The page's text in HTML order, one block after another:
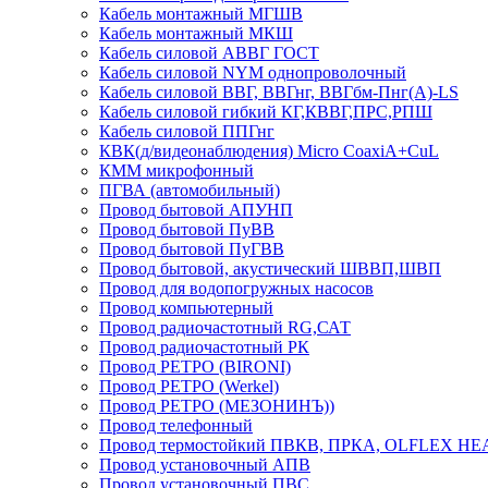
Кабель монтажный МГШВ
Кабель монтажный МКШ
Кабель силовой АВВГ ГОСТ
Кабель силовой NYM однопроволочный
Кабель силовой ВВГ, ВВГнг, ВВГбм-Пнг(А)-LS
Кабель силовой гибкий КГ,КВВГ,ПРС,РПШ
Кабель силовой ППГнг
КВК(д/видеонаблюдения) Micro CoaxiA+CuL
КММ микрофонный
ПГВА (автомобильный)
Провод бытовой АПУНП
Провод бытовой ПуВВ
Провод бытовой ПуГВВ
Провод бытовой, акустический ШВВП,ШВП
Провод для водопогружных насосов
Провод компьютерный
Провод радиочастотный RG,САТ
Провод радиочастотный РК
Провод РЕТРО (BIRONI)
Провод РЕТРО (Werkel)
Провод РЕТРО (МЕЗОНИНЪ))
Провод телефонный
Провод термостойкий ПВКВ, ПРКА, OLFLEX
Провод установочный АПВ